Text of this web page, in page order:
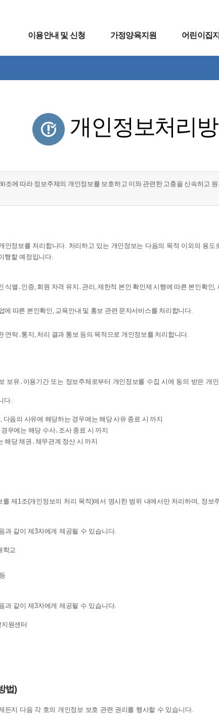
이용안내 및 신청 가정양육지원 어린이집
개인정보처리
조에 따라 정보주체의 개인정보를 보호하고 이와 관련한 고충을 신속하고
인정보를 처리합니다. 처리하고 있는 개인정보는 다음의 목적 이외의 용
행할 예정입니다.
식별․인증, 회원 자격 유지․관리, 제한적 본인 확인제 시행에 따른 본인확
따른 본인확인, 교육안내 및 홍보 관련 문자서비스를 처리합니다.
연락․통지, 처리 결과 통보 등의 목적으로 개인정보를 처리합니다.
유․이용기간 또는 정보주체로부터 개인정보를 수집 시에 동의 받은 개
다.
음의 사유에 해당하는 경우에는 해당 사유 종료 시 까지
우에는 해당 수사․조사 종료 시 까지
해당 채권․채무관계 정산 시 까지
제1조(개인정보의 처리 목적)에서 명시한 범위 내에서만 처리하며, 정
같이 제3자에게 제공될 수 있습니다.
학교
같이 제3자에게 제공될 수 있습니다.
원센터
법)
지 다음 각 호의 개인정보 보호 관련 권리를 행사할 수 있습니다.